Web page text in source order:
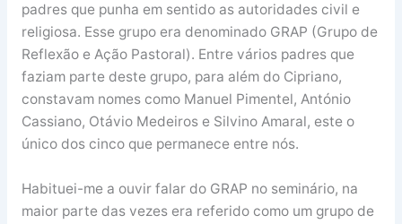
padres que punha em sentido as autoridades civil e
religiosa. Esse grupo era denominado GRAP (Grupo de
Reflexão e Ação Pastoral). Entre vários padres que
faziam parte deste grupo, para além do Cipriano,
constavam nomes como Manuel Pimentel, António
Cassiano, Otávio Medeiros e Silvino Amaral, este o
único dos cinco que permanece entre nós.
Habituei-me a ouvir falar do GRAP no seminário, na
maior parte das vezes era referido como um grupo de